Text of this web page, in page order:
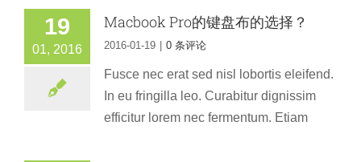
19
01, 2016
Macbook Pro的键盘布的选择？
2016-01-19 0 条评论
Fusce nec erat sed nisl lobortis eleifend.
In eu fringilla leo. Curabitur dignissim
efficitur lorem nec fermentum. Etiam